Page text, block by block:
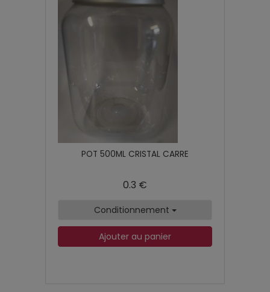
POT 500ML CRISTAL CARRE
0.3 €
Conditionnement
Ajouter au panier